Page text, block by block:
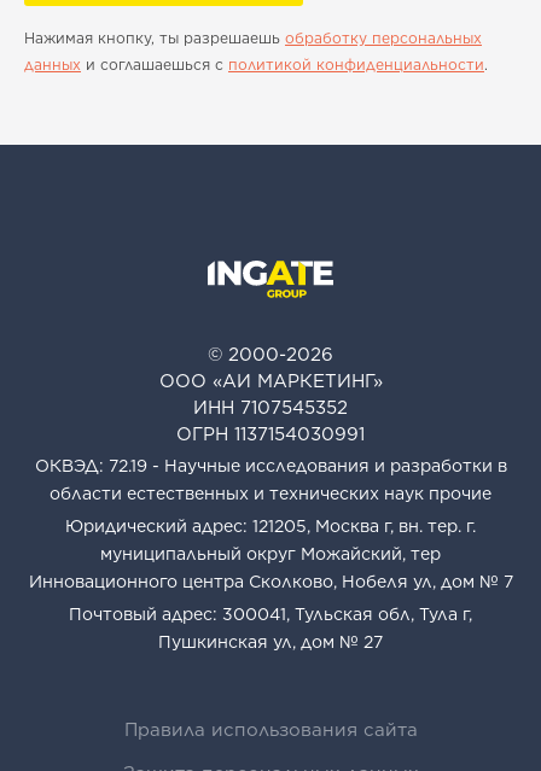
Нажимая кнопку, ты разрешаешь обработку персональных
данных и соглашаешься с политикой конфиденциальности.
© 2000-2026
ООО «АИ МАРКЕТИНГ»
ИНН 7107545352
ОГРН 1137154030991
ОКВЭД: 72.19 - Научные исследования и разработки в
области естественных и технических наук прочие
Юридический адрес: 121205, Москва г, вн. тер. г.
муниципальный округ Можайский, тер
Инновационного центра Сколково, Нобеля ул, дом № 7
Почтовый адрес: 300041, Тульская обл, Тула г,
Пушкинская ул, дом № 27
Правила использования сайта